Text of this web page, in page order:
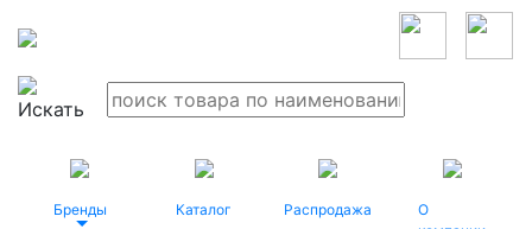
Бренды Каталог Распродажа
О